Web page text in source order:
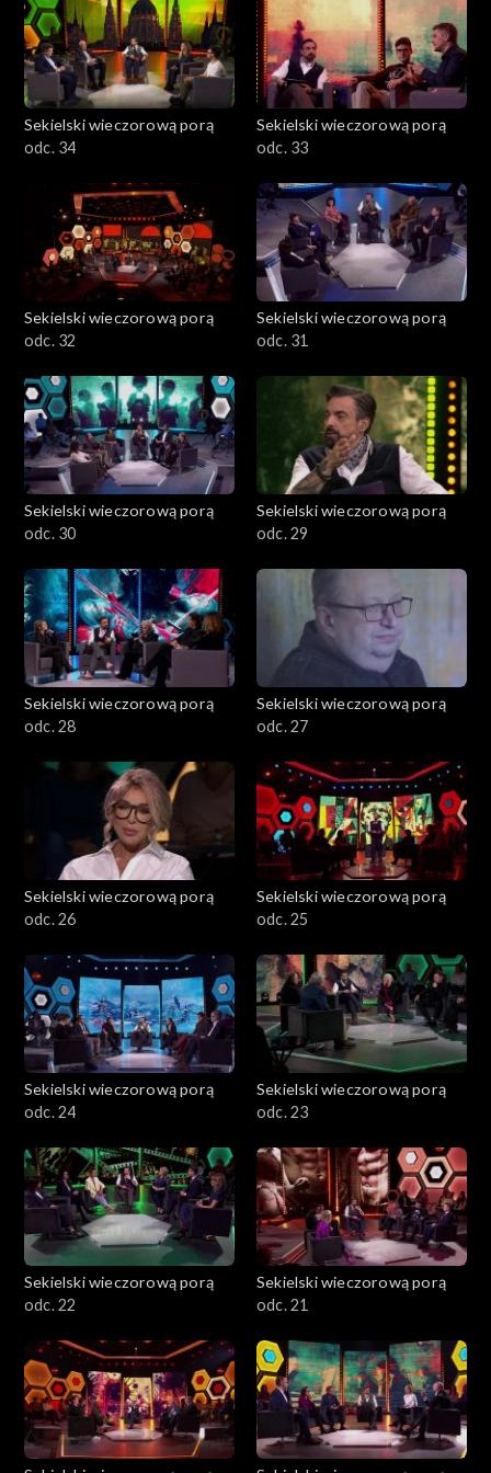
oraz Paweł Bliźniuk – poseł Koalicji Obywatelskiej.
Sekielski wieczorową porą
odc. 34
Sekielski wieczorową porą
odc. 33
Sekielski wieczorową porą
odc. 32
Sekielski wieczorową porą
odc. 31
Sekielski wieczorową porą
odc. 30
Sekielski wieczorową porą
odc. 29
Sekielski wieczorową porą
odc. 28
Sekielski wieczorową porą
odc. 27
Sekielski wieczorową porą
odc. 26
Sekielski wieczorową porą
odc. 25
Sekielski wieczorową porą
odc. 24
Sekielski wieczorową porą
odc. 23
Sekielski wieczorową porą
odc. 22
Sekielski wieczorową porą
odc. 21